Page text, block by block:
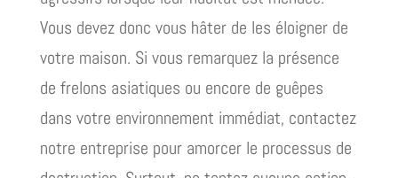
Vous devez donc vous hâter de les éloigner de
votre maison. Si vous remarquez la présence
de frelons asiatiques ou encore de guêpes
dans votre environnement immédiat, contactez
notre entreprise pour amorcer le processus de